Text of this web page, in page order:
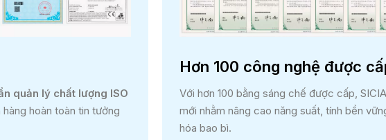
quản lý chất lượng ISO
hoàn toàn tin tưởng
Hơn 100 công nghệ được
Với hơn 100 bằng sáng chế được cấp,
mới nhằm nâng cao năng suất, tính bền
hóa bao bì.